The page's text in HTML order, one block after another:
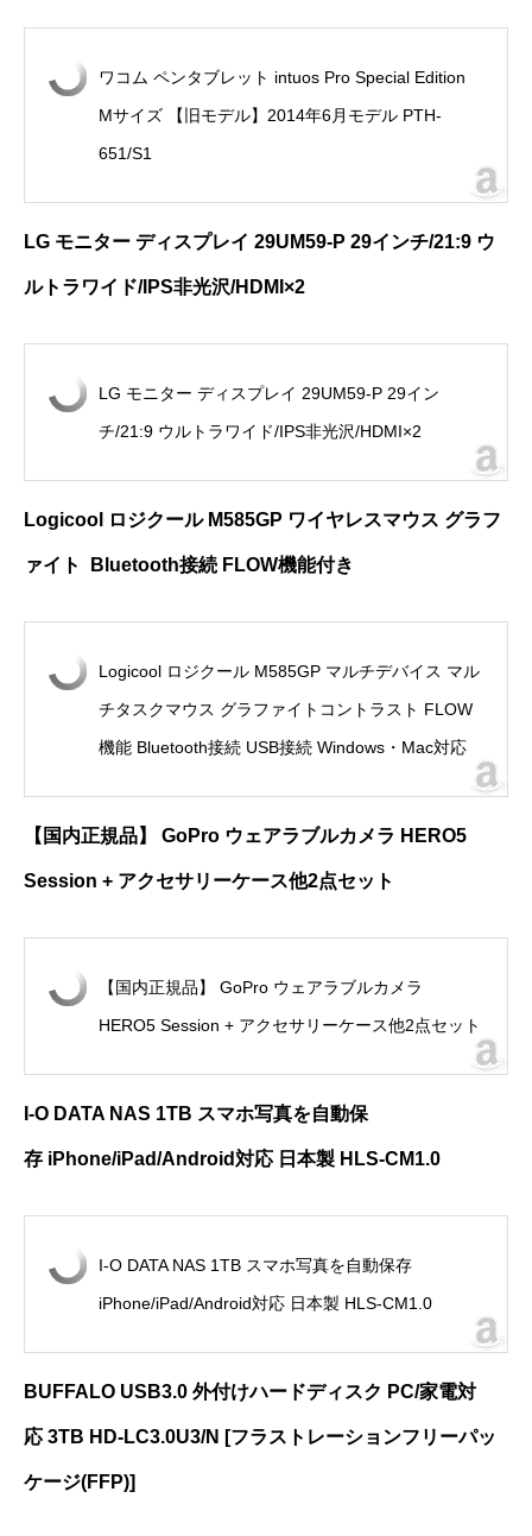
ワコム ペンタブレット intuos Pro Special Edition
Mサイズ 【旧モデル】2014年6月モデル PTH-
651/S1
LG モニター ディスプレイ 29UM59-P 29インチ/21:9 ウ
ルトラワイド/IPS非光沢/HDMI ×2
LG モニター ディスプレイ 29UM59-P 29イン
チ/21:9 ウルトラワイド/IPS非光沢/HDMI×2
Logicool ロジクールM585GP ワイヤレスマウス グラフ
ァイト Bluetooth接続 FLOW機能付き
Logicool ロジクール M585GP マルチデバイス マル
チタスクマウス グラファイトコントラスト FLOW
機能 Bluetooth接続 USB接続 Windows・Mac対応
【国内正規品】 GoPro ウェアラブルカメラ HERO5
Session + アクセサリーケース他2点セット
【国内正規品】 GoPro ウェアラブルカメラ
HERO5 Session + アクセサリーケース他2点セット
I-O DATA NAS 1TB スマホ写真を自動保
存 iPhone/iPad/Android対応 日本製 HLS-CM1.0
I-O DATA NAS 1TB スマホ写真を自動保存
iPhone/iPad/Android対応 日本製 HLS-CM1.0
BUFFALO USB3.0 外付けハードディスク PC/家電対
応 3TB HD-LC3.0U3/N [フラストレーションフリーパッ
ケージ(FFP)]